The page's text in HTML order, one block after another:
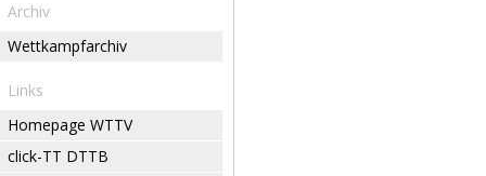
Archiv
Wettkampfarchiv
Links
Homepage WTTV
click-TT DTTB